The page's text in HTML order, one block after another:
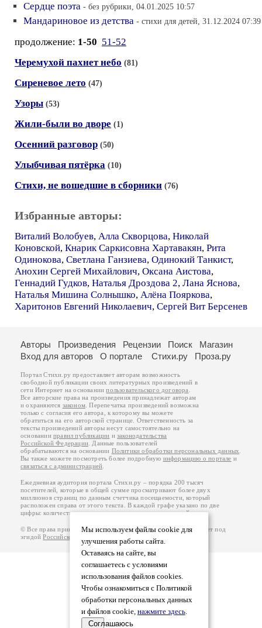
Сердце поэта - без рубрики, 04.01.2025 10:57
Мандариновое из детства - стихи для детей, 31.12.2024 07:39
продолжение: 1-50 51-52
Черемухой пахнет небо (81)
Сиреневое лето (47)
Узоры (53)
Жили-были во дворе (1)
Осенний разговор (50)
Улыбчивая пятёрка (10)
Стихи, не вошедшие в сборники (76)
Избранные авторы:
Виталий Волобуев, Алла Скворцова, Николай
Коновской, Кнарик Саркисовна Хартавакян, Рита
Одинокова, Светлана Ганзиева, Одинокий Танкист,
Анохин Сергей Михайлович, Оксана Аистова,
Геннадий Гудков, Наталья Дроздова 2, Лана Яснова,
Наталья Мишина Солнышко, Алёна Пояркова,
Харитонов Евгений Николаевич, Сергей Вит Берсенев
Мы используем файлы cookie для
улучшения работы сайта.
Оставаясь на сайте, вы
соглашаетесь с условиями
использования файлов cookies.
Чтобы ознакомиться с Политикой
обработки персональных данных
и файлов cookie, нажмите здесь.
Соглашаюсь
Авторы Произведения Рецензии Поиск
Магазин
Вход для авторов
О портале Стихи.ру Проза.ру
Портал Стихи.ру предоставляет авторам возможность
свободной публикации своих литературных произведений в
сети Интернет на основаниипользовательского договора
Все авторские права на произведения принадлежат авторам
и охраняются законом . Перепечатка произведений возможна
только с согласия его автора, к которому вы можете
обратиться на его авторской странице. Ответственность за
тексты произведений авторы несут самостоятельно на
основанииправил публикации изаконодательства
Российской Федерации . Данные пользователей
обрабатываются на основании Политики обработки персональных данных
Вы также можете посмотреть более подробную информацию о портале и
связаться с администрацией
Ежедневная аудитория портала Стихи.ру – порядка 200 тысяч
посетителей, которые в общей сумме просматривают более двух
миллионов страниц по данным счетчика посещаемости, который
расположен справа от этого текста. В каждой графе указано по две
цифры: количество просмотров и количество посетителей.
© Все права принадлежат авторам, 2000-2026. Портал работает под
эгидойРоссийского союза писателей